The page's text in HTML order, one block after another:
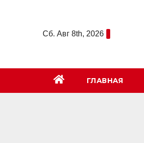
содержимомуСб. Авг 8th, 2026
ГЛАВНАЯ